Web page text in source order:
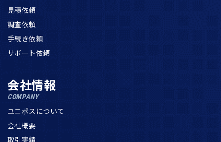
見積依頼
調査依頼
手続き依頼
サポート依頼
会社情報
COMPANY
ユニポスについて
会社概要
取引実績